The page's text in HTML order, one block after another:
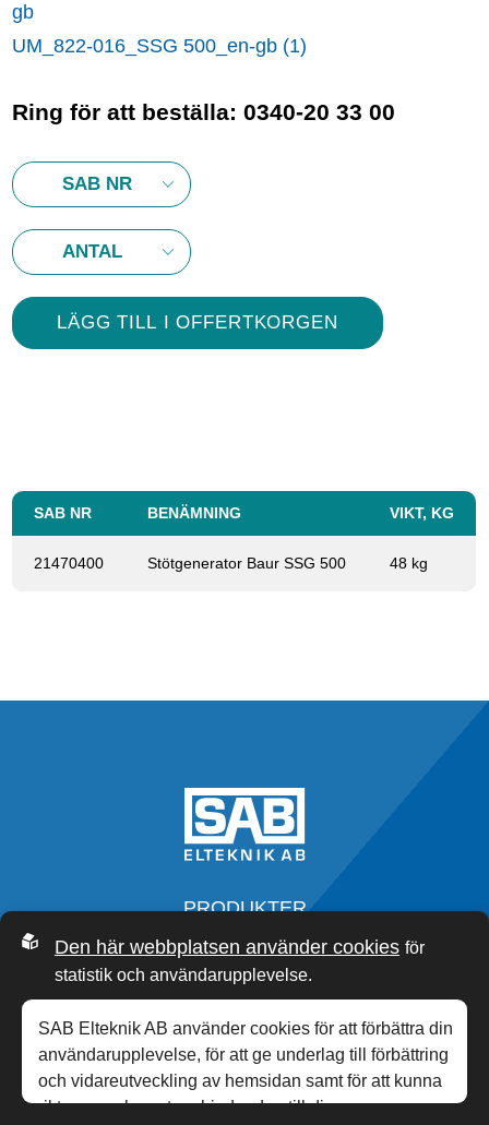
gb
UM_822-016_SSG 500_en-gb (1)
Ring för att beställa: 0340-20 33 00
SAB NR BENÄMNING VIKT, KG
21470400 Stötgenerator Baur SSG 500 48 kg
PRODUKTER
SERVICE
OM OSS
SAB ACADEMY
NYHETER
KONTAKT
Den här webbplatsen använder cookies för
statistik och användarupplevelse.
SAB Elteknik AB använder cookies för att förbättra din
användarupplevelse, för att ge underlag till förbättring
och vidareutveckling av hemsidan samt för att kunna
rikta mer relevanta erbjudanden till dig.